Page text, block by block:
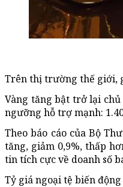
Trên thị trường thế giới,
Vàng tăng bật trở lại
ngưỡng hỗ trợ mạnh:
Theo báo cáo của Bộ
tăng, giảm 0,9%, thấp
tin tích cực về doanh số
Tỷ giá ngoại tệ biến